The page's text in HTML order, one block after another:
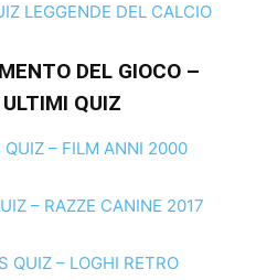
LEGGENDE DEL CALCIO
DEL GIOCO –
QUIZ
– FILM ANNI 2000
– RAZZE CANINE 2017
QUIZ – LOGHI RETRO